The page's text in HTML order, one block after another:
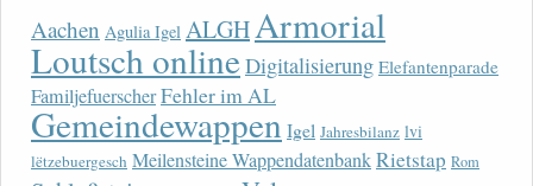
Aachen Agulia Igel ALGHArmorial
Loutsch onlineDigitalisierung Elefantenparade
FamiljefuerscherFehler im AL
Gemeindewappen Igel Jahresbilanz lvi
lëtzebuergesch Meilensteine WappendatenbankRietstap Rom